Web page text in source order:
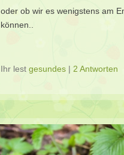
oder ob wir es wenigstens am
können..
Ihr lest gesundes | 2 Antworten